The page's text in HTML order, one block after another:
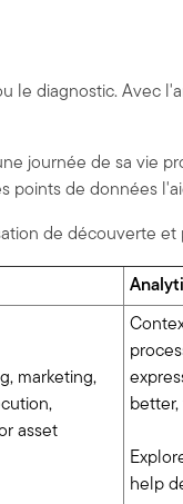
le diagnostic. Avec
journée de sa vie
points de données
de découverte
marketing,
asset
better,
help